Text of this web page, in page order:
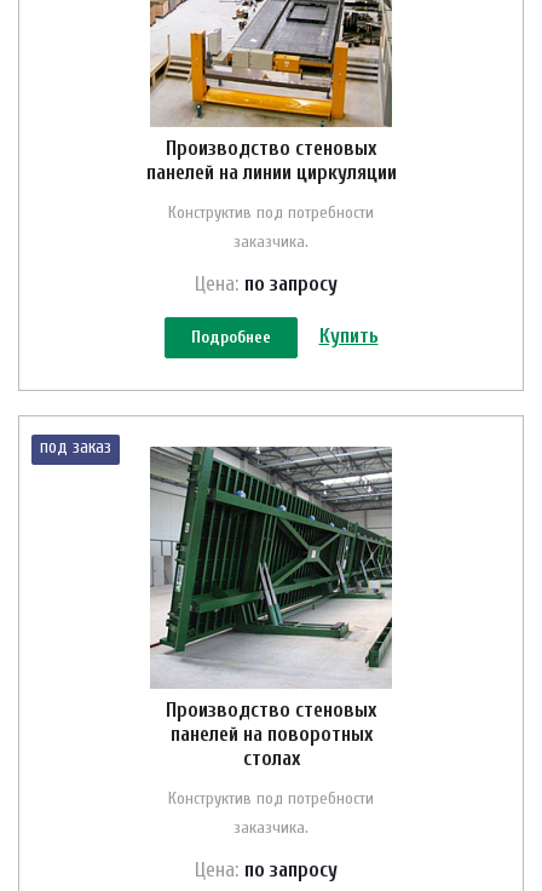
Производство стеновых
панелей на линии циркуляции
Конструктив под потребности
заказчика.
Цена: по запросу
Подробнее Купить
под заказ
Производство стеновых
панелей на поворотных
столах
Конструктив под потребности
заказчика.
Цена: по запросу